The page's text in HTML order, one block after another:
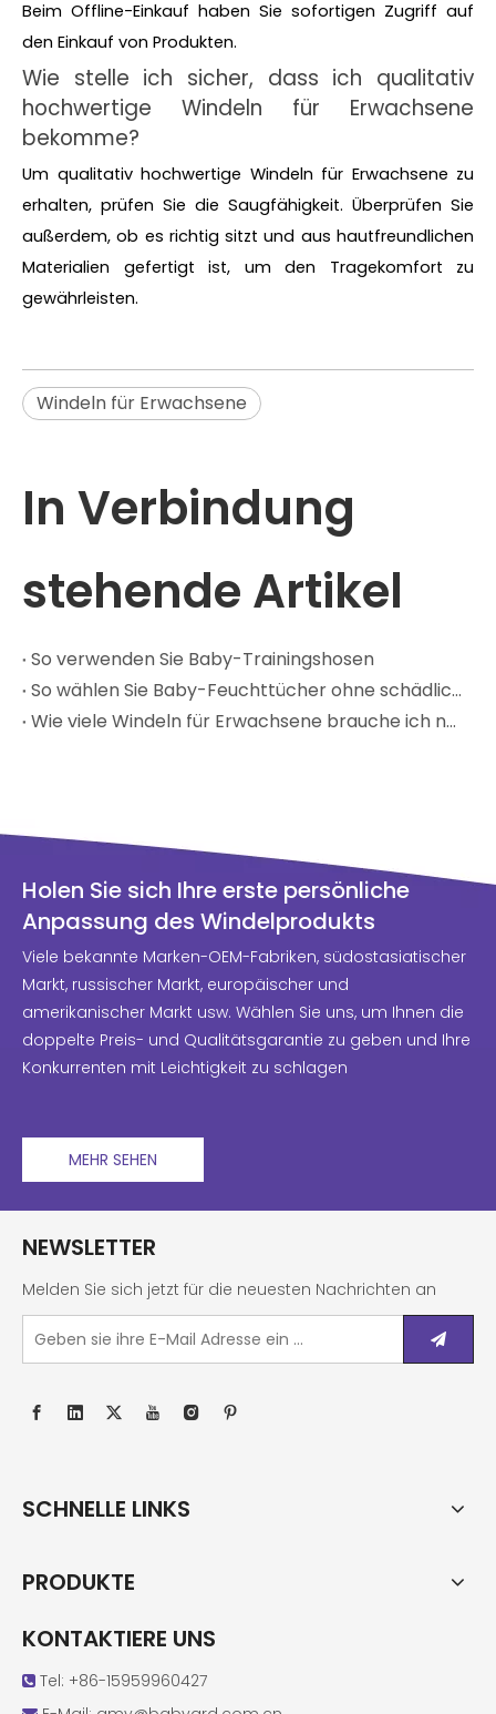
Beim Offline-Einkauf haben Sie sofortigen Zugriff auf
den Einkauf von Produkten.
Wie stelle ich sicher, dass ich qualitativ
hochwertige Windeln für Erwachsene
bekomme?
Um qualitativ hochwertige Windeln für Erwachsene zu
erhalten, prüfen Sie die Saugfähigkeit. Überprüfen Sie
außerdem, ob es richtig sitzt und aus hautfreundlichen
Materialien gefertigt ist, um den Tragekomfort zu
gewährleisten.
Windeln für Erwachsene
In Verbindung
stehende Artikel
So verwenden Sie Baby-Trainingshosen
So wählen Sie Baby-Feuchttücher ohne schädliche Chemikalien aus
Wie viele Windeln für Erwachsene brauche ich nach der Geburt?
Holen Sie sich Ihre erste persönliche
Anpassung des Windelprodukts
Viele bekannte Marken-OEM-Fabriken, südostasiatischer
Markt, russischer Markt, europäischer und
amerikanischer Markt usw. Wählen Sie uns, um Ihnen die
doppelte Preis- und Qualitätsgarantie zu geben und Ihre
Konkurrenten mit Leichtigkeit zu schlagen
MEHR SEHEN
NEWSLETTER
Melden Sie sich jetzt für die neuesten Nachrichten an
SCHNELLE LINKS
PRODUKTE
KONTAKTIERE UNS
 Tel: +86-15959960427